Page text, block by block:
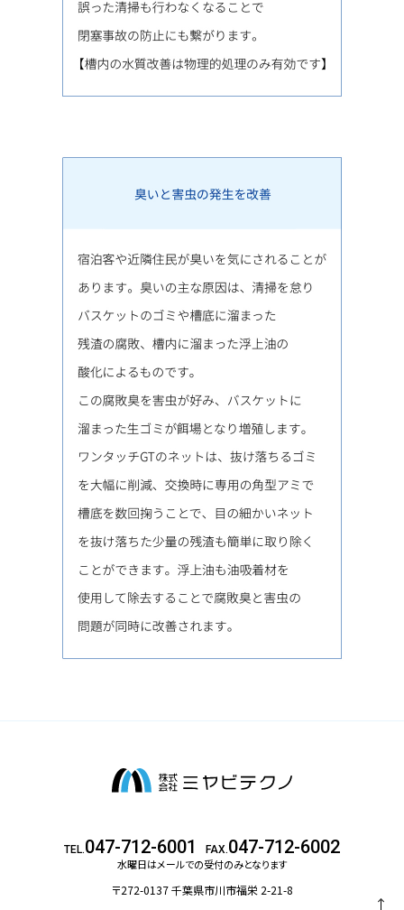
TEL.047-712-6001 FAX.047-712-6002
水曜日はメールでの受付のみとなります
〒272-0137 千葉県市川市福栄 2-21-8